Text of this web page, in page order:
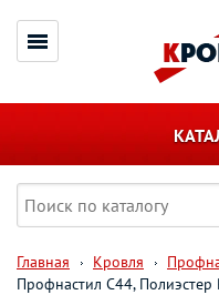
Главная Кровля
Профнастил С44, Полиэстер